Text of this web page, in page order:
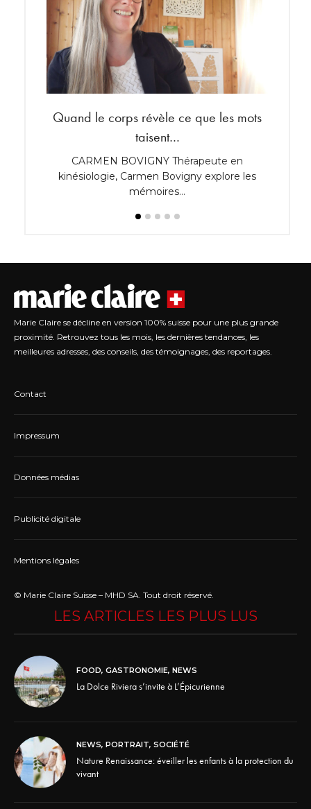
Quand le corps révèle ce que les mots
taisent…
CARMEN BOVIGNY Thérapeute en
kinésiologie, Carmen Bovigny explore les
mémoires…
Marie Claire se décline en version 100% suisse pour une plus grande
proximité. Retrouvez tous les mois, les dernières tendances, les
meilleures adresses, des conseils, des témoignages, des reportages.
Contact
Impressum
Données médias
Publicité digitale
Mentions légales
© Marie Claire Suisse – MHD SA. Tout droit réservé.
LES ARTICLES LES PLUS LUS
FOOD, GASTRONOMIE, NEWS
La Dolce Riviera s’invite à L’Épicurienne
NEWS, PORTRAIT, SOCIÉTÉ
Nature Renaissance: éveiller les enfants à la protection du
vivant